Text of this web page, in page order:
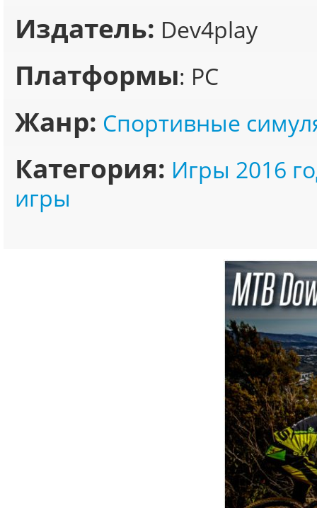
Издатель: Dev4play
Платформы: PC
Жанр: Спортивные
Категория: Игры 2016
игры